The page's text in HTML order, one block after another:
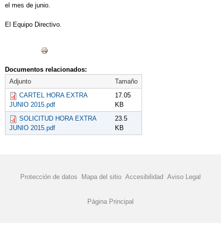
el mes de junio.
El Equipo Directivo.
Documentos relacionados:
Adjunto
Tamaño
CARTEL HORA EXTRA
JUNIO 2015.pdf
17.05
KB
SOLICITUD HORA EXTRA
JUNIO 2015.pdf
23.5
KB
Protección de datos Mapa del sitio Accesibilidad Aviso Legal
Página Principal